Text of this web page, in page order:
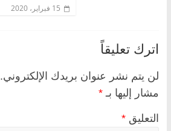
15 فبراير، 2020
اترك تعليقاً
لن يتم نشر عنوان بريدك الإلكتروني.
مشار إليها بـ *
التعليق *